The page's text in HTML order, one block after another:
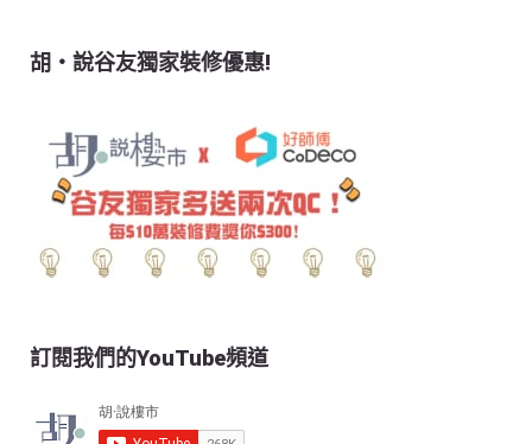
胡‧說谷友獨家裝修優惠!
訂閱我們的YouTube頻道